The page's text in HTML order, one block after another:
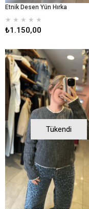
Etnik Desen Yün Hırka
★ ★ ★ ★ ★
₺1.150,00
Tükendi